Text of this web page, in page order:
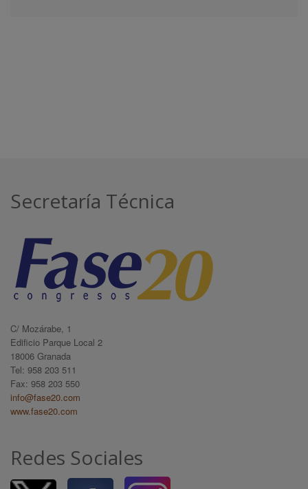
Secretaría Técnica
C/ Mozárabe, 1
Edificio Parque Local 2
18006 Granada
Tel: 958 203 511
Fax: 958 203 550
info@fase20.com
www.fase20.com
Redes Sociales